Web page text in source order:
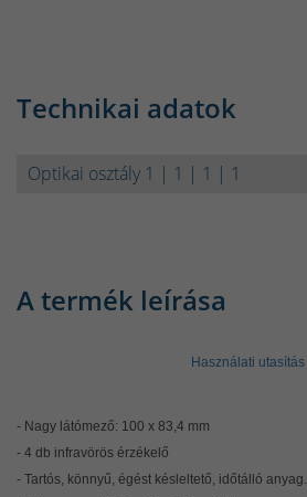
Technikai adatok
Optikai osztály 1 | 1 | 1 | 1
A termék leírása
Használati utasítás
- Nagy látómező: 100 x 83,4 mm
- 4 db infravörös érzékelő
- Tartós, könnyű, égést késleltető, időtálló anyag.